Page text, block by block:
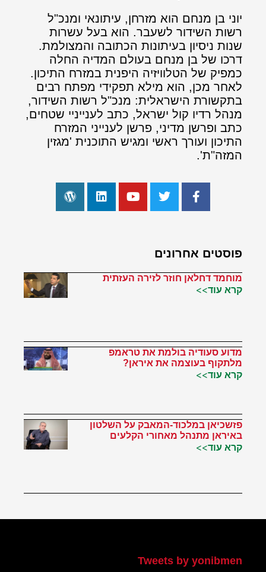
יוני בן מנחם הוא מזרחן, עיתונאי ומנכ"ל
רשות השידור לשעבר. הוא בעל עשרות
שנות ניסיון בעיתונות הכתובה והמצולמת.
דרכו של בן מנחם בעולם המדיה החלה
כמפיק של הטלוויזיה היפנית במזרח התיכון.
לאחר מכן, הוא מילא תפקידי מפתח רבים
בתקשורת הישראלית: מנכ"ל רשות השידור,
מנהל רדיו קול ישראל, כתב לענייניי שטחים,
כתב ופרשן מדיני, פרשן לענייני המזרח
התיכון ועורך ראשי ומגיש התוכנית 'מגזין
המזה"ת'.
פוסטים אחרונים
מוחמד דחלאן חוזר לזירה העזתית
קרא עוד>>
מדוע סעודיה בולמת את טראמפ
מלתקוף בעוצמה את איראן?
קרא עוד>>
פזשכיאן במלכוד-המאבק על השלטון
באיראן מתנהל מאחורי הקלעים
קרא עוד>>
Tweets by yonibmen